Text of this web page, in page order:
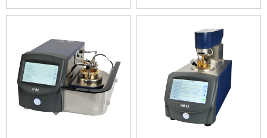
0904 84 02 08
0904 84 02 08